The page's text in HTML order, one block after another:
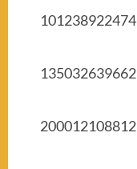
101238922474
135032639662
200012108812